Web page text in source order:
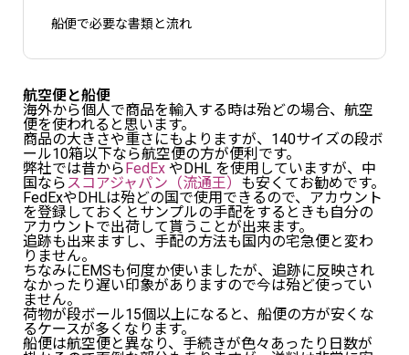
船便で必要な書類と流れ
航空便と船便
海外から個人で商品を輸入する時は殆どの場合、航空
便を使われると思います。
商品の大きさや重さにもよりますが、140サイズの段ボ
ール10箱以下なら航空便の方が便利です。
弊社では昔からFedEx やDHL を使用していますが、中
国なら スコアジャパン（流通王） も安くてお勧めです。
FedExやDHLは殆どの国で使用できるので、アカウント
を登録しておくとサンプルの手配をするときも自分の
アカウントで出荷して貰うことが出来ます。
追跡も出来ますし、手配の方法も国内の宅急便と変わ
りません。
ちなみにEMSも何度か使いましたが、追跡に反映され
なかったり遅い印象がありますので今は殆ど使ってい
ません。
荷物が段ボール15個以上になると、船便の方が安くな
るケースが多くなります。
船便は航空便と異なり、手続きが色々あったり日数が